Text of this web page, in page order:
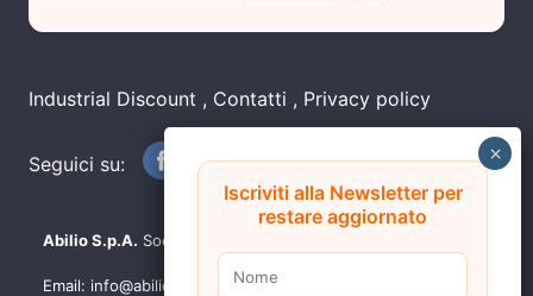
Industrial Discount Contatti Privacy policy
Seguici su:
Abilio S.p.A. Società a socio unico
Email: info@abilio.com | Telefono:
Iscriviti alla Newsletter per
restare aggiornato